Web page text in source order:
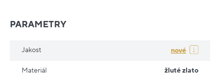
PARAMETRY
Jakost nové
Materiál žluté zlato